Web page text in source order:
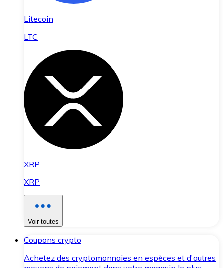
Litecoin
LTC
XRP
XRP
Voir toutes
Coupons crypto
Achetez des cryptomonnaies en espèces et d'autres